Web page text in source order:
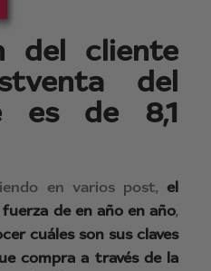
del cliente
del
es de 8,1
en varios post, el
de en año en año,
cuáles son sus claves
compra a través de la